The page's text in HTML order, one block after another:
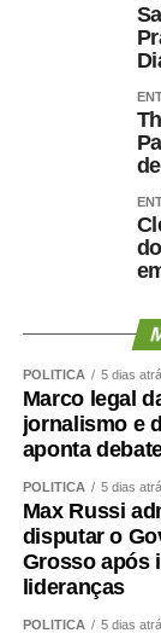
“Saio deste
rigorosamente
responder
como
Nota na íntegra:
Política se faz
seriedade e,
demonstraram
significado
apodrecer a boa
Aceitei o
governador, a
Fagundes. A
informal ou de
uma escolha
formalizada
a realização da
POLÍTICA 5 dias
Marco legal
jornalismo e
aponta
POLÍTICA 5 dias
Max Russi
disputar o
Grosso após
lideranças
POLÍTICA 5 dias